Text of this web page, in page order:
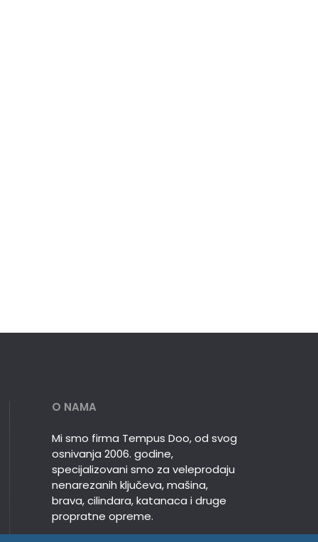
O NAMA
Mi smo firma Tempus Doo, od svog
osnivanja 2006. godine,
specijalizovani smo za veleprodaju
nenarezanih ključeva, mašina,
brava, cilindara, katanaca i druge
propratne opreme.